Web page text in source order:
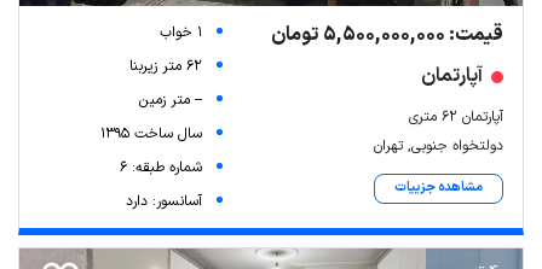
قیمت: 5,500,000,000 تومان
آپارتمان
آپارتمان 62 متری
دولتخواه جنوبی, تهران
مشاهده جزییات
1 خواب
62 متر زیربنا
-- متر زمین
سال ساخت 1395
شماره طبقه: 6
آسانسور: دارد